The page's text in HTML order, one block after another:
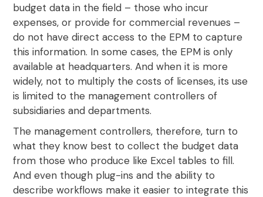
budget data in the field – those who incur
expenses, or provide for commercial revenues –
do not have direct access to the EPM to capture
this information. In some cases, the EPM is only
available at headquarters. And when it is more
widely, not to multiply the costs of licenses, its use
is limited to the management controllers of
subsidiaries and departments.
The management controllers, therefore, turn to
what they know best to collect the budget data
from those who produce like Excel tables to fill.
And even though plug-ins and the ability to
describe workflows make it easier to integrate this